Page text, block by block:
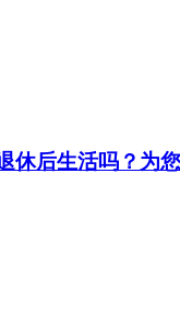
休后生活吗？为